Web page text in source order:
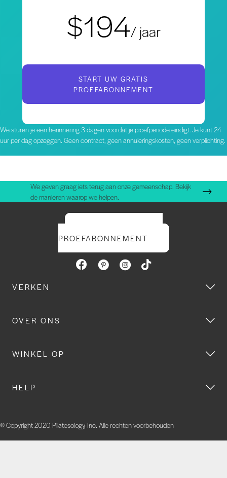
$194/ jaar
START UW GRATIS
PROEFABONNEMENT
We sturen je een herinnering 3 dagen voordat je proefperiode eindigt. Je kunt 24
uur per dag opzeggen. Geen contract, geen annuleringskosten, geen verplichting.
We geven graag iets terug aan onze gemeenschap. Bekijk
de manieren waarop we helpen.
PROEFABONNEMENT
VERKEN
OVER ONS
WINKEL OP
HELP
© Copyright 2020 Pilatesology, Inc. Alle rechten voorbehouden